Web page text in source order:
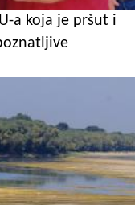
a koja je pršut i